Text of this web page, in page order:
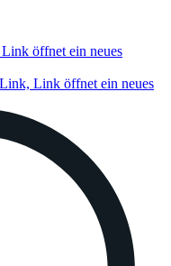
öffnet ein neues
Link öffnet ein neues